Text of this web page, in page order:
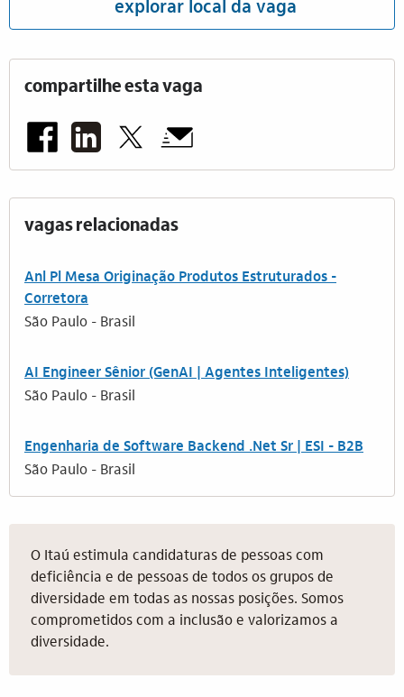
explorar local da vaga
compartilhe esta vaga
vagas relacionadas
Anl Pl Mesa Originação Produtos Estruturados -
Corretora
São Paulo - Brasil
AI Engineer Sênior (GenAI | Agentes Inteligentes)
São Paulo - Brasil
Engenharia de Software Backend .Net Sr | ESI - B2B
São Paulo - Brasil
O Itaú estimula candidaturas de pessoas com
deficiência e de pessoas de todos os grupos de
diversidade em todas as nossas posições. Somos
comprometidos com a inclusão e valorizamos a
diversidade.